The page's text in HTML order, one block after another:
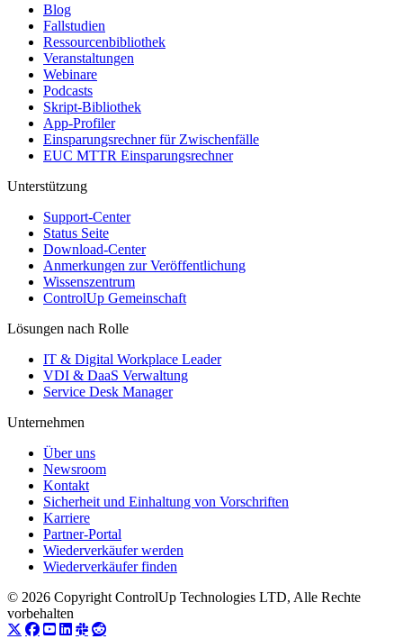
Blog
Fallstudien
Ressourcenbibliothek
Veranstaltungen
Webinare
Podcasts
Skript-Bibliothek
App-Profiler
Einsparungsrechner für Zwischenfälle
EUC MTTR Einsparungsrechner
Unterstützung
Support-Center
Status Seite
Download-Center
Anmerkungen zur Veröffentlichung
Wissenszentrum
ControlUp Gemeinschaft
Lösungen nach Rolle
IT & Digital Workplace Leader
VDI & DaaS Verwaltung
Service Desk Manager
Unternehmen
Über uns
Newsroom
Kontakt
Sicherheit und Einhaltung von Vorschriften
Karriere
Partner-Portal
Wiederverkäufer werden
Wiederverkäufer finden
© 2026 Copyright ControlUp Technologies LTD, Alle Rechte
vorbehalten